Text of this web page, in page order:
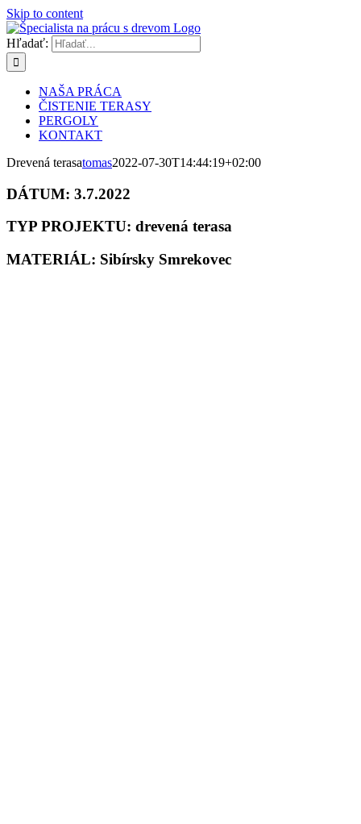
Skip to content
Hľadať:
NAŠA PRÁCA
ČISTENIE TERASY
PERGOLY
KONTAKT
Drevená terasatomas2022-07-30T14:44:19+02:00
DÁTUM: 3.7.2022
TYP PROJEKTU: drevená terasa
MATERIÁL: Sibírsky Smrekovec